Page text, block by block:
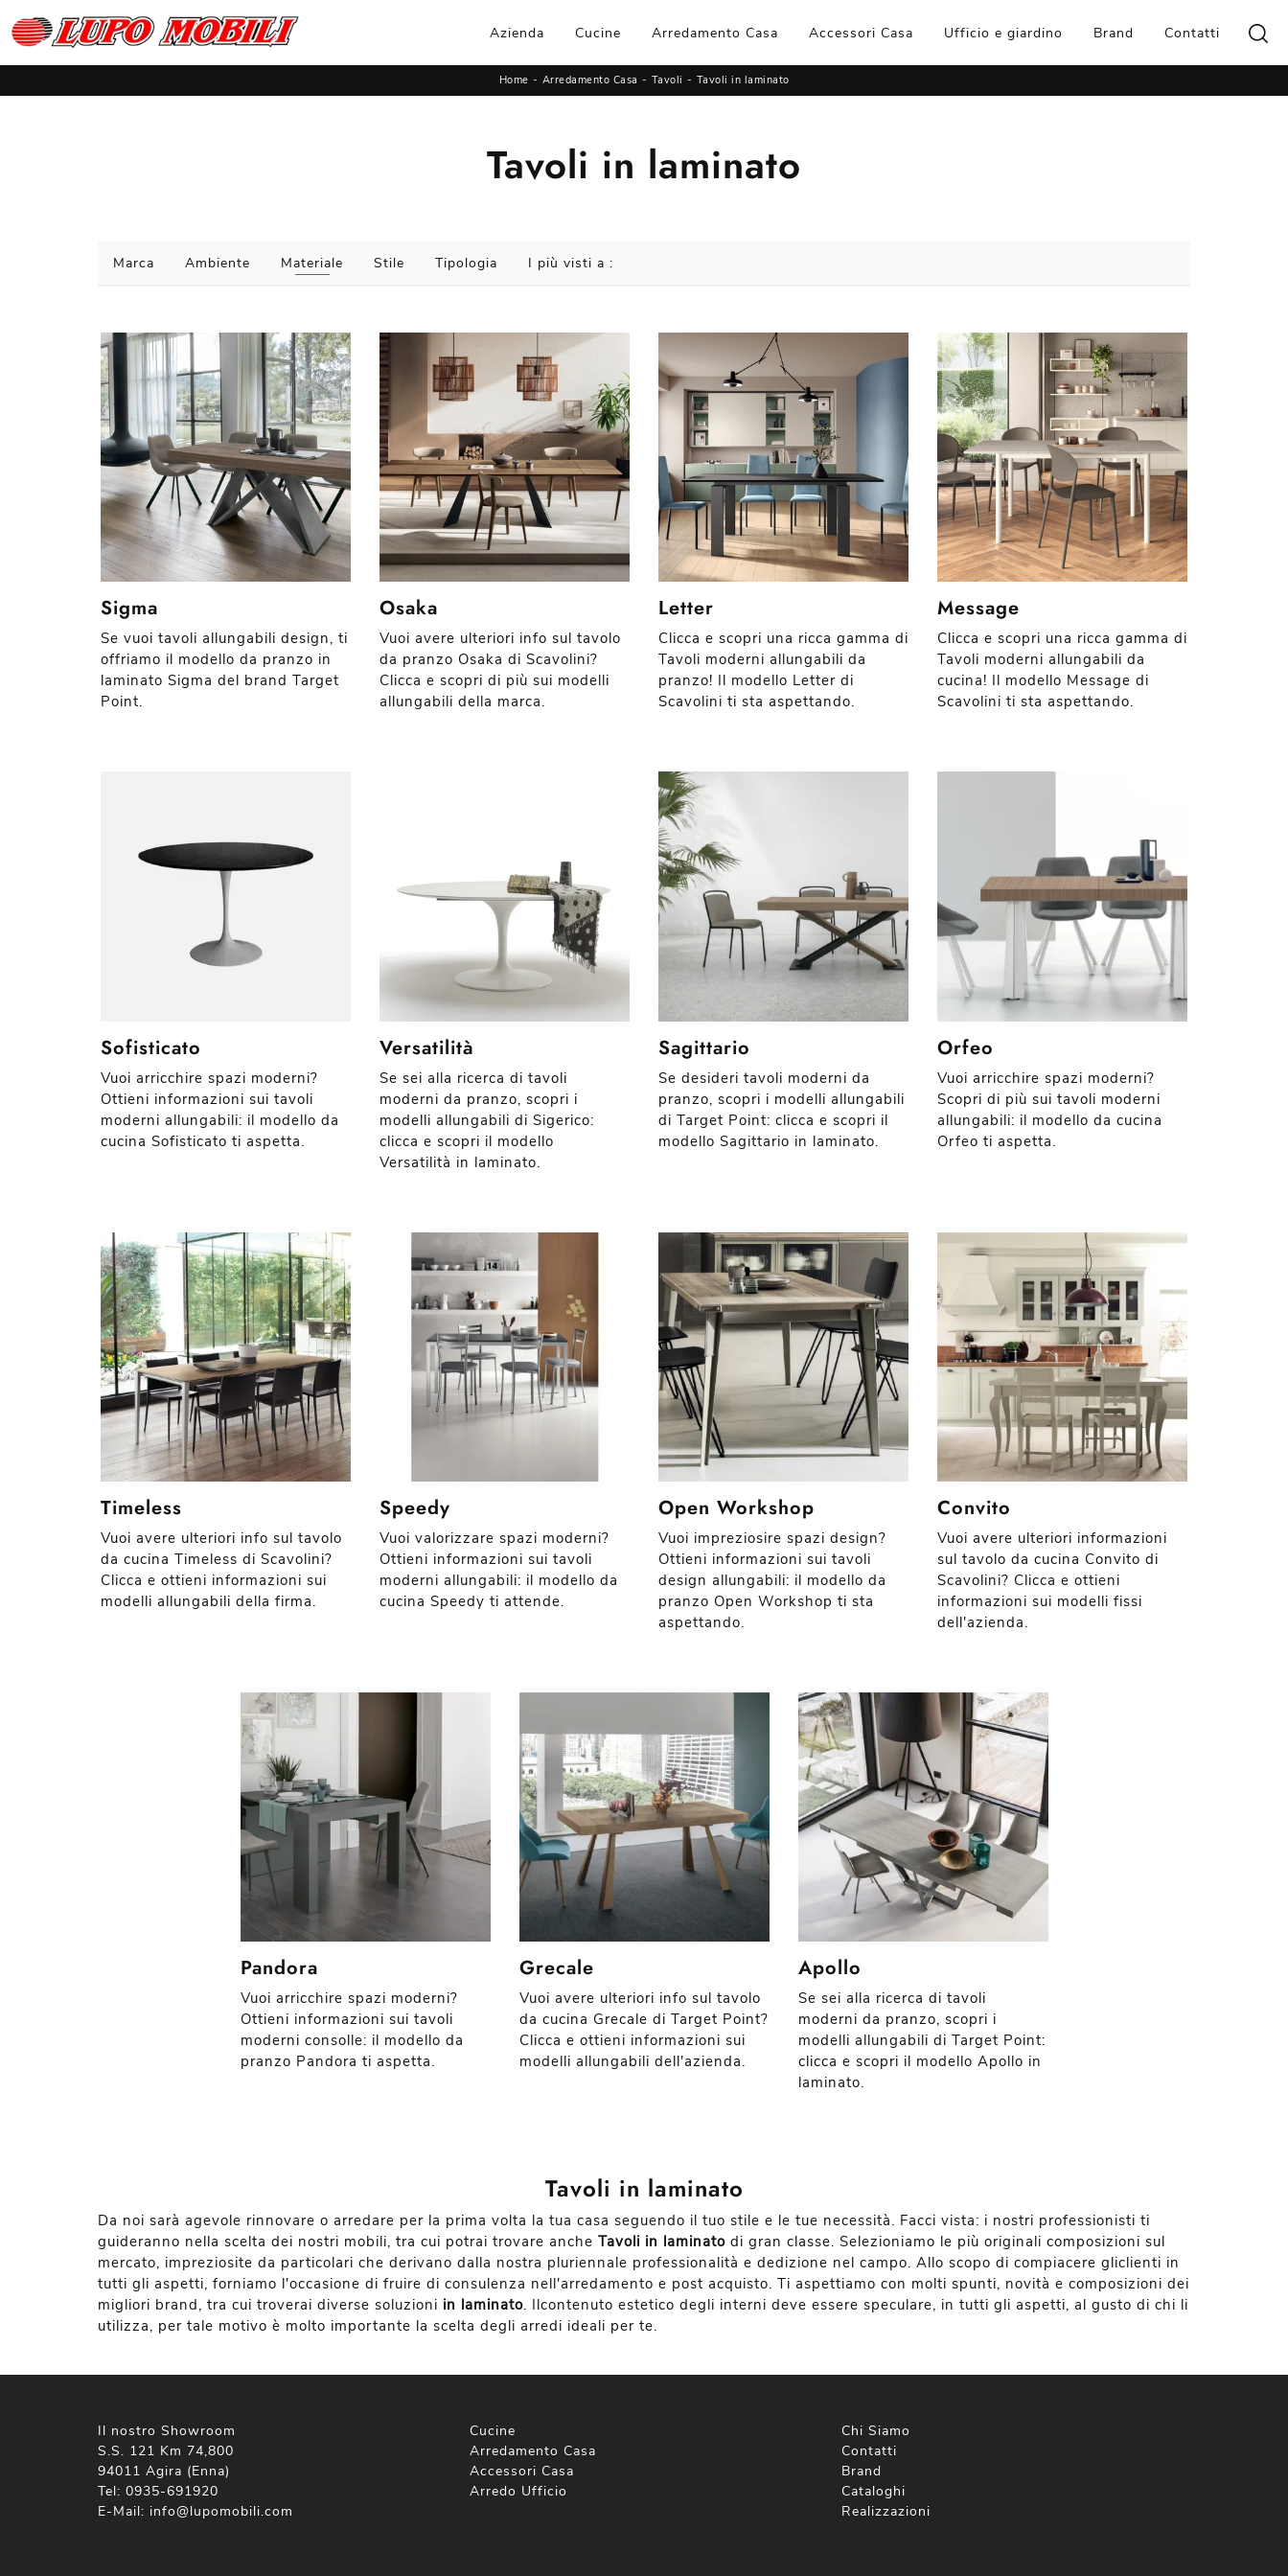
Azienda Cucine Arredamento Casa Accessori Casa Ufficio e giardino Brand Contatti
Home - Arredamento Casa - Tavoli - Tavoli in laminato
Tavoli in laminato
Marca Ambiente Materiale Stile Tipologia I più visti a :
Sigma
Se vuoi tavoli allungabili design, ti
offriamo il modello da pranzo in
laminato Sigma del brand Target
Point.
Osaka
Vuoi avere ulteriori info sul tavolo
da pranzo Osaka di Scavolini?
Clicca e scopri di più sui modelli
allungabili della marca.
Letter
Clicca e scopri una ricca gamma di
Tavoli moderni allungabili da
pranzo! Il modello Letter di
Scavolini ti sta aspettando.
Message
Clicca e scopri una ricca gamma di
Tavoli moderni allungabili da
cucina! Il modello Message di
Scavolini ti sta aspettando.
Sofisticato
Vuoi arricchire spazi moderni?
Ottieni informazioni sui tavoli
moderni allungabili: il modello da
cucina Sofisticato ti aspetta.
Versatilità
Se sei alla ricerca di tavoli
moderni da pranzo, scopri i
modelli allungabili di Sigerico:
clicca e scopri il modello
Versatilità in laminato.
Sagittario
Se desideri tavoli moderni da
pranzo, scopri i modelli allungabili
di Target Point: clicca e scopri il
modello Sagittario in laminato.
Orfeo
Vuoi arricchire spazi moderni?
Scopri di più sui tavoli moderni
allungabili: il modello da cucina
Orfeo ti aspetta.
Timeless
Vuoi avere ulteriori info sul tavolo
da cucina Timeless di Scavolini?
Clicca e ottieni informazioni sui
modelli allungabili della firma.
Speedy
Vuoi valorizzare spazi moderni?
Ottieni informazioni sui tavoli
moderni allungabili: il modello da
cucina Speedy ti attende.
Open Workshop
Vuoi impreziosire spazi design?
Ottieni informazioni sui tavoli
design allungabili: il modello da
pranzo Open Workshop ti sta
aspettando.
Convito
Vuoi avere ulteriori informazioni
sul tavolo da cucina Convito di
Scavolini? Clicca e ottieni
informazioni sui modelli fissi
dell'azienda.
Pandora
Vuoi arricchire spazi moderni?
Ottieni informazioni sui tavoli
moderni consolle: il modello da
pranzo Pandora ti aspetta.
Grecale
Vuoi avere ulteriori info sul tavolo
da cucina Grecale di Target Point?
Clicca e ottieni informazioni sui
modelli allungabili dell'azienda.
Apollo
Se sei alla ricerca di tavoli
moderni da pranzo, scopri i
modelli allungabili di Target Point:
clicca e scopri il modello Apollo in
laminato.
Tavoli in laminato
Da noi sarà agevole rinnovare o arredare per la prima volta la tua casa seguendo il tuo stile e le tue necessità. Facci vista: i nostri professionisti ti
guideranno nella scelta dei nostri mobili, tra cui potrai trovare anche Tavoli in laminato di gran classe. Selezioniamo le più originali composizioni sul
mercato, impreziosite da particolari che derivano dalla nostra pluriennale professionalità e dedizione nel campo. Allo scopo di compiacere gliclienti in
tutti gli aspetti, forniamo l'occasione di fruire di consulenza nell'arredamento e post acquisto. Ti aspettiamo con molti spunti, novità e composizioni dei
migliori brand, tra cui troverai diverse soluzioni in laminato. Ilcontenuto estetico degli interni deve essere speculare, in tutti gli aspetti, al gusto di chi li
utilizza, per tale motivo è molto importante la scelta degli arredi ideali per te.
Il nostro Showroom
S.S. 121 Km 74,800
94011 Agira (Enna)
Tel: 0935-691920
E-Mail: info@lupomobili.com
Cucine
Arredamento Casa
Accessori Casa
Arredo Ufficio
Chi Siamo
Contatti
Brand
Cataloghi
Realizzazioni